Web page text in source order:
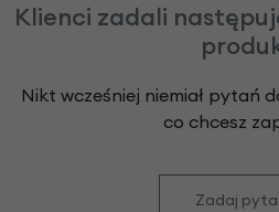
Klienci zadali
Nikt wcześniej niemiał pytań
co chcesz
Zadaj